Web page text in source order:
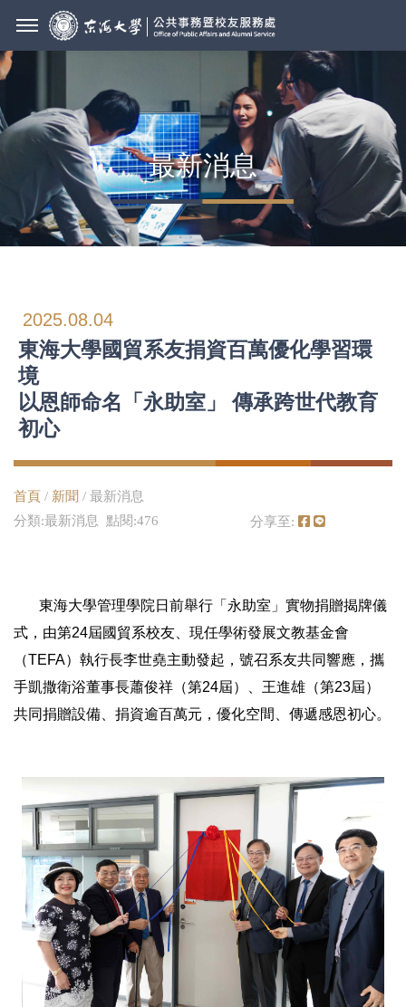
最新消息
2025.08.04
東海大學國貿系友捐資百萬優化學習環
境
以恩師命名「永助室」 傳承跨世代教育
初心
首頁 / 新聞 / 最新消息
分類:最新消息 點閱:476
分享至:
東海大學管理學院日前舉行「永助室」實物捐贈揭牌儀
式，由第24屆國貿系校友、現任學術發展文教基金會
（TEFA）執行長李世堯主動發起，號召系友共同響應，攜
手凱撒衛浴董事長蕭俊祥（第24屆）、王進雄（第23屆）
共同捐贈設備、捐資逾百萬元，優化空間、傳遞感恩初心。